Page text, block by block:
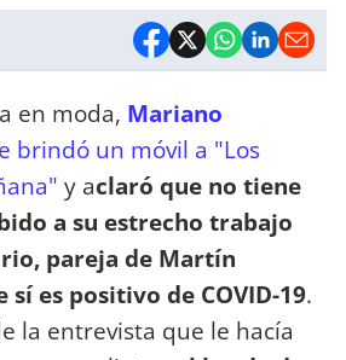
en moda, Mariano
brindó un móvil a "Los
y aclaró que no tiene
a su estrecho trabajo
pareja de Martín
es positivo de COVID-19.
la entrevista que le hacía